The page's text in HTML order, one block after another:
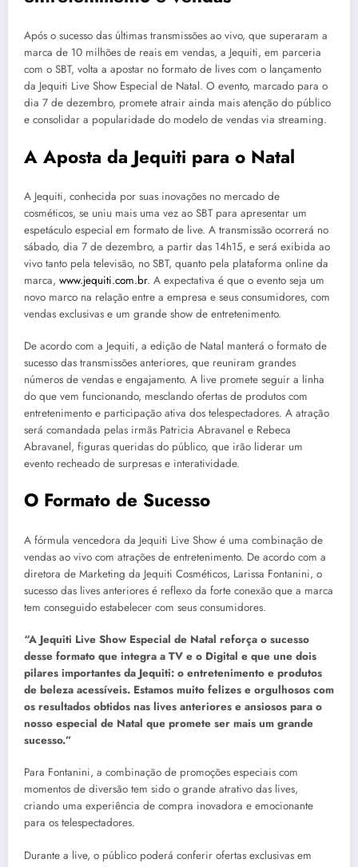
Após o sucesso das últimas transmissões ao vivo, que superaram a
marca de 10 milhões de reais em vendas, a Jequiti, em parceria
com o SBT, volta a apostar no formato de lives com o lançamento
da Jequiti Live Show Especial de Natal. O evento, marcado para o
dia 7 de dezembro, promete atrair ainda mais atenção do público
e consolidar a popularidade do modelo de vendas via streaming.
A Aposta da Jequiti para o Natal
A Jequiti, conhecida por suas inovações no mercado de
cosméticos, se uniu mais uma vez ao SBT para apresentar um
espetáculo especial em formato de live. A transmissão ocorrerá no
sábado, dia 7 de dezembro, a partir das 14h15, e será exibida ao
vivo tanto pela televisão, no SBT, quanto pela plataforma online da
marca, www.jequiti.com.br. A expectativa é que o evento seja um
novo marco na relação entre a empresa e seus consumidores, com
vendas exclusivas e um grande show de entretenimento.
De acordo com a Jequiti, a edição de Natal manterá o formato de
sucesso das transmissões anteriores, que reuniram grandes
números de vendas e engajamento. A live promete seguir a linha
do que vem funcionando, mesclando ofertas de produtos com
entretenimento e participação ativa dos telespectadores. A atração
será comandada pelas irmãs Patricia Abravanel e Rebeca
Abravanel, figuras queridas do público, que irão liderar um
evento recheado de surpresas e interatividade.
O Formato de Sucesso
A fórmula vencedora da Jequiti Live Show é uma combinação de
vendas ao vivo com atrações de entretenimento. De acordo com a
diretora de Marketing da Jequiti Cosméticos, Larissa Fontanini, o
sucesso das lives anteriores é reflexo da forte conexão que a marca
tem conseguido estabelecer com seus consumidores.
“A Jequiti Live Show Especial de Natal reforça o sucesso
desse formato que integra a TV e o Digital e que une dois
pilares importantes da Jequiti: o entretenimento e produtos
de beleza acessíveis. Estamos muito felizes e orgulhosos com
os resultados obtidos nas lives anteriores e ansiosos para o
nosso especial de Natal que promete ser mais um grande
sucesso.”
Para Fontanini, a combinação de promoções especiais com
momentos de diversão tem sido o grande atrativo das lives,
criando uma experiência de compra inovadora e emocionante
para os telespectadores.
Durante a live, o público poderá conferir ofertas exclusivas em